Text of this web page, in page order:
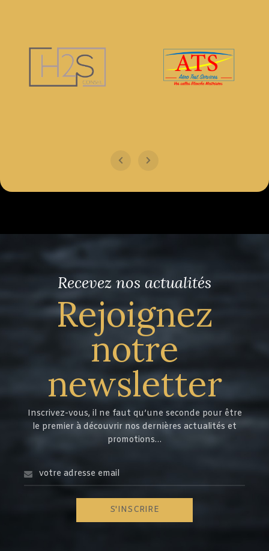
Recevez nos actualités
Rejoignez
notre
newsletter
Inscrivez-vous, il ne faut qu’une seconde pour être
le premier à découvrir nos dernières actualités et
promotions…